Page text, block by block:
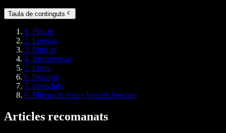
Taula de continguts
1. Play.ht
2. Lovo.ai
3. Murf.ai
4. Resemble.ai
5. Listnr
6. Descript
7. Speechify
8. Microsoft Azure Speech Service
Articles recomanats